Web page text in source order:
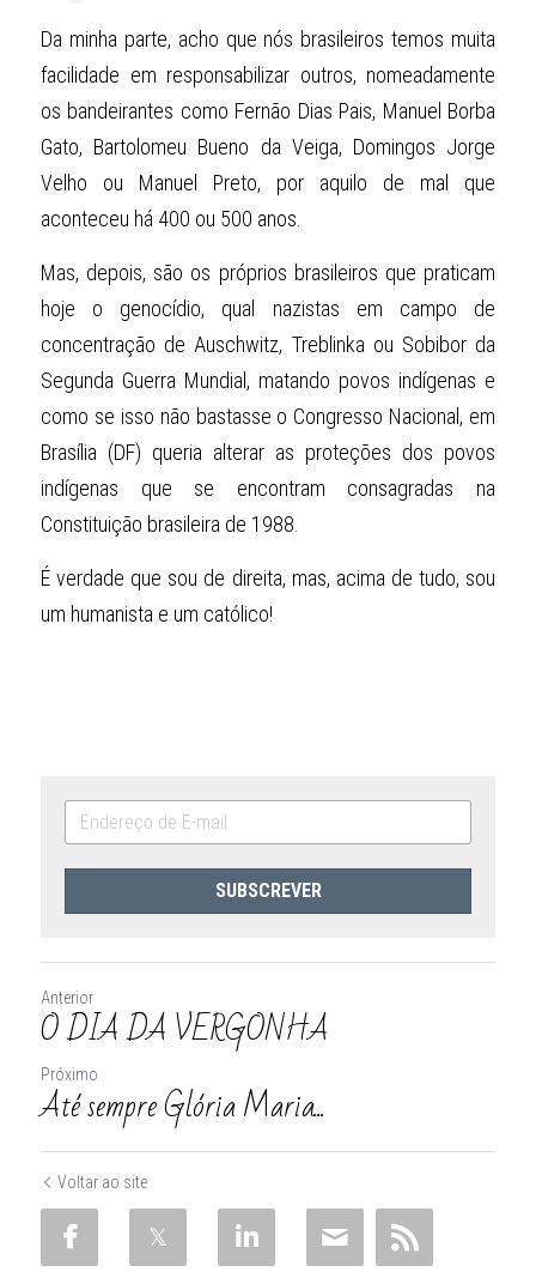
Da minha parte, acho que nós brasileiros temos muita
facilidade em responsabilizar outros, nomeadamente
os bandeirantes como Fernão Dias Pais, Manuel Borba
Gato, Bartolomeu Bueno da Veiga, Domingos Jorge
Velho ou Manuel Preto, por aquilo de mal que
aconteceu há 400 ou 500 anos.
Mas, depois, são os próprios brasileiros que praticam
hoje o genocídio, qual nazistas em campo de
concentração de Auschwitz, Treblinka ou Sobibor da
Segunda Guerra Mundial, matando povos indígenas e
como se isso não bastasse o Congresso Nacional, em
Brasília (DF) queria alterar as proteções dos povos
indígenas que se encontram consagradas na
Constituição brasileira de 1988.
É verdade que sou de direita, mas, acima de tudo, sou
um humanista e um católico!
SUBSCREVER
Anterior
O DIA DA VERGONHA
Próximo
Até sempre Glória Maria...
Voltar ao site